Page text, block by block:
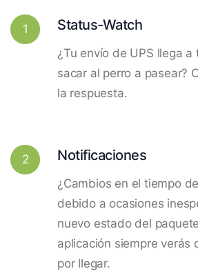
1 Status-Watch
¿Tu envío de UPS llega
sacar al perro a pasear?
la respuesta.
2 Notificaciones
¿Cambios en el tiempo
debido a ocasiones
nuevo estado del
aplicación siempre verás
por llegar.